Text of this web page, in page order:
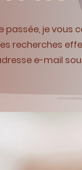
passée, je vous
recherches
e-mail